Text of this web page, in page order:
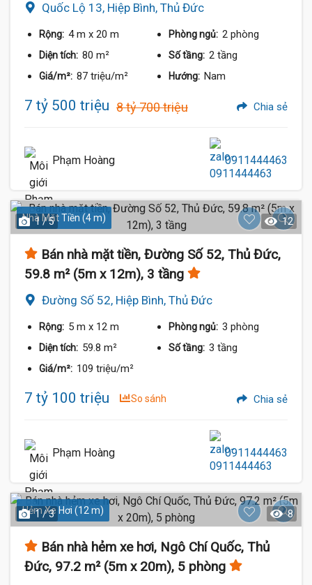
Quốc Lộ 13, Hiệp Bình, Thủ Đức
Rộng: 4 m x 20 m Phòng ngủ: 2 phòng
Diện tích: 80 m² Số tầng: 2 tầng
Giá/m²: 87 triệu/m² Hướng: Nam
7 tỷ 500 triệu 8 tỷ 700 triệu Chia sẻ
Phạm Hoàng 0911444463
Nhà Mặt Tiền (4 m)
1 / 5 12
Bán nhà mặt tiền, Đường Số 52, Thủ Đức,
59.8 m² (5m x 12m), 3 tầng
Đường Số 52, Hiệp Bình, Thủ Đức
Rộng: 5 m x 12 m Phòng ngủ: 3 phòng
Diện tích: 59.8 m² Số tầng: 3 tầng
Giá/m²: 109 triệu/m²
7 tỷ 100 triệu So sánh Chia sẻ
Phạm Hoàng 0911444463
Hẻm Xe Hơi (12 m)
1 / 3 8
Bán nhà hẻm xe hơi, Ngô Chí Quốc, Thủ
Đức, 97.2 m² (5m x 20m), 5 phòng